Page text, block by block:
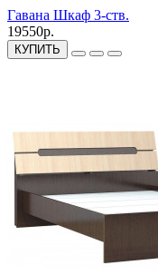
Гавана Шкаф 3-ств.
19550р.
КУПИТЬ